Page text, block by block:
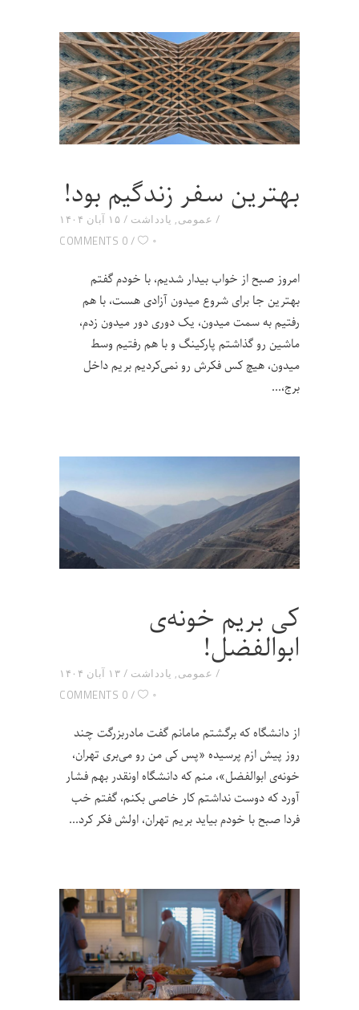
بهترین سفر زندگیم بود!
۱۵ آبان ۱۴۰۴ عمومی, یادداشت
0 COMMENTS
۰
امروز صبح از خواب بیدار شدیم، با خودم گفتم
بهترین جا برای شروع میدون آزادی هست، با هم
رفتیم به سمت میدون، یک دوری دور میدون زدم،
ماشین رو گذاشتم پارکینگ و با هم رفتیم وسط
میدون، هیچ کس فکرش رو نمی‌کردیم بریم داخل
برج،
کی بریم خونه‌ی
ابوالفضل!
۱۳ آبان ۱۴۰۴ عمومی, یادداشت
0 COMMENTS
۰
از دانشگاه که برگشتم مامانم گفت مادربزرگت چند
روز پیش ازم پرسیده «پس کی من رو می‌بری تهران،
خونه‌ی ابوالفضل»، منم که دانشگاه اونقدر بهم فشار
آورد که دوست نداشتم کار خاصی بکنم، گفتم خب
فردا صبح با خودم بیاید بریم تهران، اولش فکر کرد